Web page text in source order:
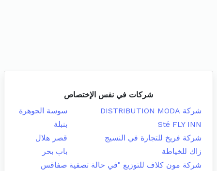
شركات في نفس الإختصاص
شركة DISTRIBUTION MODA
سوسة الجوهرة
Sté FLY INN
بنبلة
شركة فريخ للتجارة في النسيج
قصر هلال
زاك للخياطة
باب بحر
شركة مون كلاف للتوزيع "في حالة تصفية صفاقس